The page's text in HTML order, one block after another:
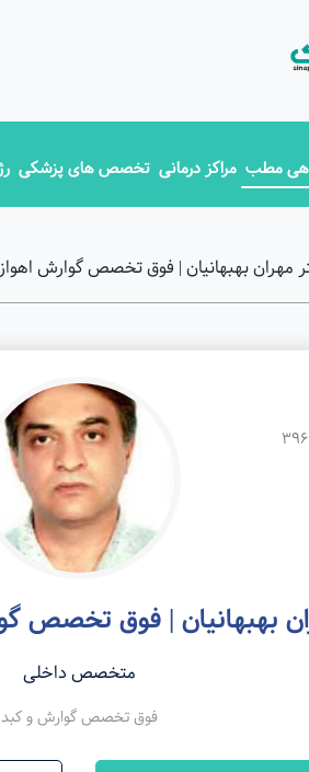
مطب مراکز درمانی تخصص های پزشکی
مهران بهبهانیان | فوق تخصص
بهبهانیان | فوق تخصص
متخصص داخلی
فوق تخصص گوارش و کبد